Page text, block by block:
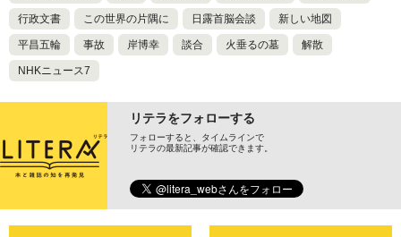
行政文書 この世界の片隅に 日露首脳会談 新しい地図
平昌五輪 事故 岸博幸 談合 火垂るの墓 解散
NHKニュース7
リテラをフォローする
フォローすると、タイムラインで
リテラの最新記事が確認できます。